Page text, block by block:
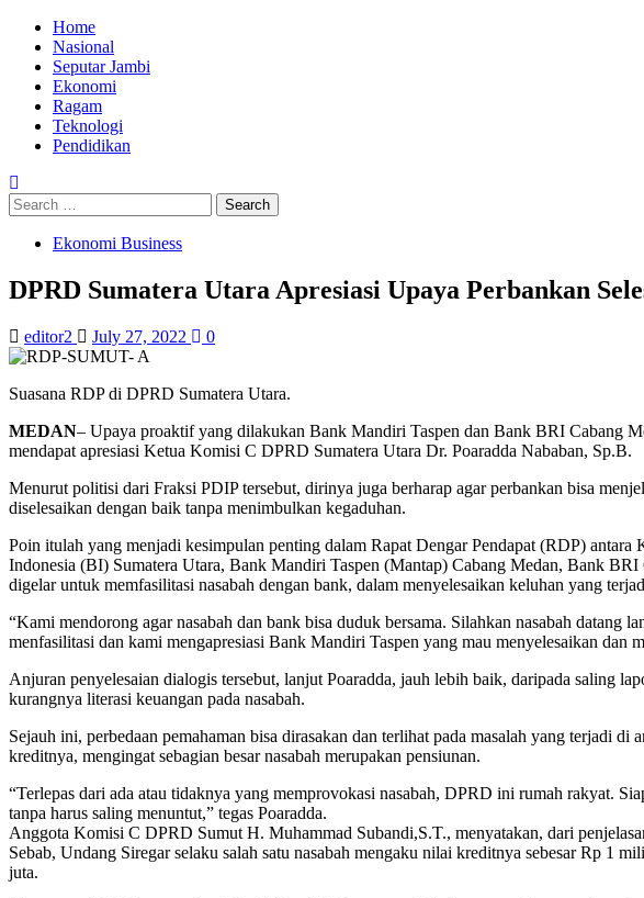
Skip
content
Primary
Menu
Home
Nasional
Seputar Jambi
Ekonomi
Ragam
Teknologi
Pendidikan
Search
for:
Ekonomi Business
DPRD Sumatera Utara Apresiasi Upaya Perbankan
editor2 July 27, 2022 0
Suasana RDP di DPRD Sumatera Utara.
MEDAN– Upaya proaktif yang dilakukan Bank Mandiri Taspen dan Bank BRI Cabang
mendapat apresiasi Ketua Komisi C DPRD Sumatera Utara Dr. Poaradda Nababan, Sp.B.
Menurut politisi dari Fraksi PDIP tersebut, dirinya juga berharap agar perbankan bisa
diselesaikan dengan baik tanpa menimbulkan kegaduhan.
Poin itulah yang menjadi kesimpulan penting dalam Rapat Dengar Pendapat (RDP)
Indonesia (BI) Sumatera Utara, Bank Mandiri Taspen (Mantap) Cabang Medan, Bank
digelar untuk memfasilitasi nasabah dengan bank, dalam menyelesaikan keluhan yang
“Kami mendorong agar nasabah dan bank bisa duduk bersama. Silahkan nasabah
menfasilitasi dan kami mengapresiasi Bank Mandiri Taspen yang mau menyelesaikan dan
Anjuran penyelesaian dialogis tersebut, lanjut Poaradda, jauh lebih baik, daripada saling
kurangnya literasi keuangan pada nasabah.
Sejauh ini, perbedaan pemahaman bisa dirasakan dan terlihat pada masalah yang terjadi
kreditnya, mengingat sebagian besar nasabah merupakan pensiunan.
“Terlepas dari ada atau tidaknya yang memprovokasi nasabah, DPRD ini rumah rakyat.
tanpa harus saling menuntut,” tegas Poaradda.
Anggota Komisi C DPRD Sumut H. Muhammad Subandi,S.T., menyatakan, dari
Sebab, Undang Siregar selaku salah satu nasabah mengaku nilai kreditnya sebesar Rp 1
juta.